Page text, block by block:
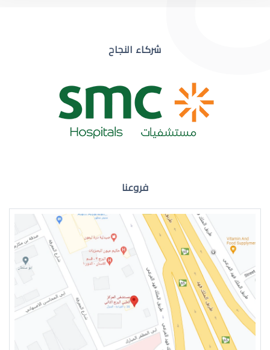
ضعف نظر مفاجئ
ضعف نظر في العين اليسرى
شركاء النجاح
فروعنا